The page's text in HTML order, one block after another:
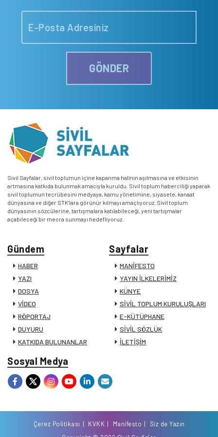
GÖNDER
Sivil Sayfalar, sivil toplumun içine kapanma halinin aşılmasına ve etkisinin
artmasına katkıda bulunmak amacıyla kuruldu. Sivil toplum haberciliği yaparak
sivil toplumun tecrübesini medyaya, kamu yönetimine, siyasete, kanaat
dünyasına ve diğer STK’lara görünür kılmayı amaçlıyoruz. Sivil toplum
dünyasının sözcülerine, tartışmalara katılabileceği, yeni tartışmalar
açabileceği bir mecra sunmayı hedefliyoruz.
Gündem
HABER
YAZI
DOSYA
VİDEO
RÖPORTAJ
DUYURU
KATKIDA BULUNANLAR
Sayfalar
MANİFESTO
YAYIN İLKELERİMİZ
KÜNYE
SİVİL TOPLUM KURULUŞLARI
E-KÜTÜPHANE
SİVİL SÖZLÜK
İLETİŞİM
Sosyal Medya
Çerez Politikası KVKK Manifesto Siz de Yazın